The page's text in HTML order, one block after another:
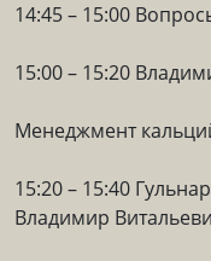
14:45 – 15:00
15:00 – 15:20
Менеджмент
15:20 – 15:40
Владимир